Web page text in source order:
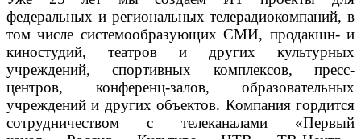
федеральных и региональных телерадиокомпаний, в
том числе системообразующих СМИ, продакшн- и
киностудий, театров и других культурных
учреждений, спортивных комплексов, пресс-
центров, конференц-залов, образовательных
учреждений и других объектов. Компания гордится
сотрудничеством с телеканалами «Первый